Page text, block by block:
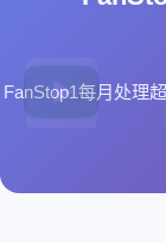
FanStop1每月处理